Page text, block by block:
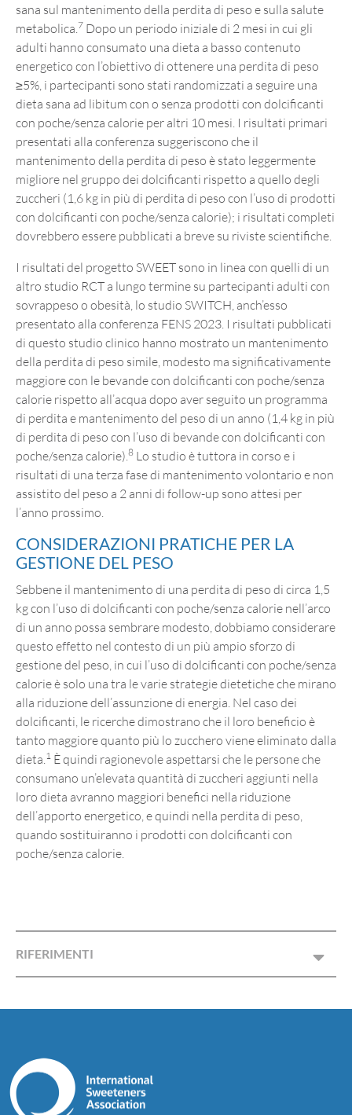
sana sul mantenimento della perdita di peso e sulla salute
metabolica. 7 Dopo un periodo iniziale di 2 mesi in cui gli
adulti hanno consumato una dieta a basso contenuto
energetico con l’obiettivo di ottenere una perdita di peso
≥5%, i partecipanti sono stati randomizzati a seguire una
dieta sana ad libitum con o senza prodotti con dolcificanti
con poche/senza calorie per altri 10 mesi. I risultati primari
presentati alla conferenza suggeriscono che il
mantenimento della perdita di peso è stato leggermente
migliore nel gruppo dei dolcificanti rispetto a quello degli
zuccheri (1,6 kg in più di perdita di peso con l’uso di prodotti
con dolcificanti con poche/senza calorie); i risultati completi
dovrebbero essere pubblicati a breve su riviste scientifiche.
I risultati del progetto SWEET sono in linea con quelli di un
altro studio RCT a lungo termine su partecipanti adulti con
sovrappeso o obesità, lo studio SWITCH, anch’esso
presentato alla conferenza FENS 2023. I risultati pubblicati
di questo studio clinico hanno mostrato un mantenimento
della perdita di peso simile, modesto ma significativamente
maggiore con le bevande con dolcificanti con poche/senza
calorie rispetto all’acqua dopo aver seguito un programma
di perdita e mantenimento del peso di un anno (1,4 kg in più
di perdita di peso con l’uso di bevande con dolcificanti con
poche/senza calorie). 8 Lo studio è tuttora in corso e i
risultati di una terza fase di mantenimento volontario e non
assistito del peso a 2 anni di follow-up sono attesi per
l’anno prossimo.
CONSIDERAZIONI PRATICHE PER LA
GESTIONE DEL PESO
Sebbene il mantenimento di una perdita di peso di circa 1,5
kg con l’uso di dolcificanti con poche/senza calorie nell’arco
di un anno possa sembrare modesto, dobbiamo considerare
questo effetto nel contesto di un più ampio sforzo di
gestione del peso, in cui l’uso di dolcificanti con poche/senza
calorie è solo una tra le varie strategie dietetiche che mirano
alla riduzione dell’assunzione di energia. Nel caso dei
dolcificanti, le ricerche dimostrano che il loro beneficio è
tanto maggiore quanto più lo zucchero viene eliminato dalla
dieta. 1 È quindi ragionevole aspettarsi che le persone che
consumano un’elevata quantità di zuccheri aggiunti nella
loro dieta avranno maggiori benefici nella riduzione
dell’apporto energetico, e quindi nella perdita di peso,
quando sostituiranno i prodotti con dolcificanti con
poche/senza calorie.
RIFERIMENTI